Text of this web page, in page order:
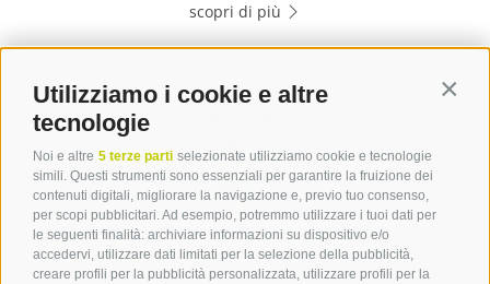
Utilizziamo i cookie e altre
tecnologie
Noi e altre 5 terze parti selezionate utilizziamo cookie e tecnologie
simili. Questi strumenti sono essenziali per garantire la fruizione dei
contenuti digitali, migliorare la navigazione e, previo tuo consenso,
per scopi pubblicitari. Ad esempio, potremmo utilizzare i tuoi dati per
le seguenti finalità: archiviare informazioni su dispositivo e/o
accedervi, utilizzare dati limitati per la selezione della pubblicità,
creare profili per la pubblicità personalizzata, utilizzare profili per la
scopri di più
Contatto